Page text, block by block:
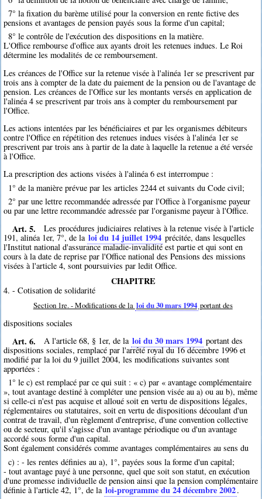
7° la fixation du barème utilisé pour la conversion en rente fictive des
pensions et avantages de pension payés sous la forme d'un capital;
8° le contrôle de l'exécution des dispositions en la matière.
L'Office rembourse d'office aux ayants droit les retenues indues. Le Roi
détermine les modalités de ce remboursement.
Les créances de l'Office sur la retenue visée à l'alinéa 1er se prescrivent par
trois ans à compter de la date du paiement de la pension ou de l'avantage de
pension. Les créances de l'Office sur les montants versés en application de
l'alinéa 4 se prescrivent par trois ans à compter du remboursement par
l'Office.
Les actions intentées par les bénéficiaires et par les organismes débiteurs
contre l'Office en répétition des retenues indues visées à l'alinéa 1er se
prescrivent par trois ans à partir de la date à laquelle la retenue a été versée
à l'Office.
La prescription des actions visées à l'alinéa 6 est interrompue :
1° de la manière prévue par les articles 2244 et suivants du Code civil;
2° par une lettre recommandée adressée par l'Office à l'organisme payeur
ou par une lettre recommandée adressée par l'organisme payeur à l'Office.
Art. 5.
Les procédures judiciaires relatives à la retenue visée à l'article
191, alinéa 1er, 7°, de la loi du 14 juillet 1994 précitée, dans lesquelles
l'Institut national d'assurance maladie-invalidité est partie et qui sont en
cours à la date de reprise par l'Office national des Pensions des missions
visées à l'article 4, sont poursuivies par ledit Office.
CHAPITRE
4. - Cotisation de solidarité
Section 1re. - Modifications de la loi du 30 mars 1994 portant des
dispositions sociales
Art. 6. A l'article 68, § 1er, de la loi du 30 mars 1994 portant des
dispositions sociales, remplacé par l'arrêté royal du 16 décembre 1996 et
modifié par la loi du 9 juillet 2004, les modifications suivantes sont
apportées :
1° le c) est remplacé par ce qui suit : « c) par « avantage complémentaire
», tout avantage destiné à compléter une pension visée au a) ou au b), même
si celle-ci n'est pas acquise et alloué soit en vertu de dispositions légales,
réglementaires ou statutaires, soit en vertu de dispositions découlant d'un
contrat de travail, d'un règlement d'entreprise, d'une convention collective
ou de secteur, qu'il s'agisse d'un avantage périodique ou d'un avantage
accordé sous forme d'un capital.
Sont également considérés comme avantages complémentaires au sens du
c) : - les rentes définies au a), 1°, payées sous la forme d'un capital;
- tout avantage payé à une personne, quel que soit son statut, en exécution
d'une promesse individuelle de pension ainsi que la pension complémentaire
définie à l'article 42, 1°, de la loi-programme du 24 décembre 2002.